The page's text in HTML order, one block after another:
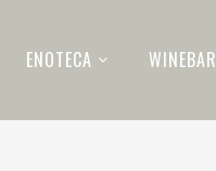
ENOTECA WINEBAR